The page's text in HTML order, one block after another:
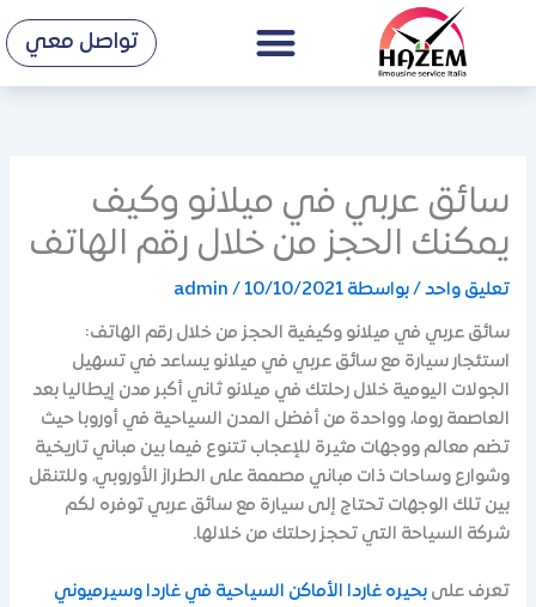
Menu تواصل معي
سائق عربي في ميلانو وكيف
يمكنك الحجز من خلال رقم الهاتف
تعليق واحد / بواسطة admin / 10/10/2021
سائق عربي في ميلانو وكيفية الحجز من خلال رقم الهاتف:
استئجار سيارة مع سائق عربي في ميلانو يساعد في تسهيل
الجولات اليومية خلال رحلتك في ميلانو ثاني أكبر مدن إيطاليا بعد
العاصمة روما، وواحدة من أفضل المدن السياحية في أوروبا حيث
تضم معالم ووجهات مثيرة للإعجاب تتنوع فيما بين مباني تاريخية
وشوارع وساحات ذات مباني مصممة على الطراز الأوروبي، وللتنقل
بين تلك الوجهات تحتاج إلى سيارة مع سائق عربي توفره لكم
شركة السياحة التي تحجز رحلتك من خلالها.
تعرف علىبحيره غاردا الأماكن السياحية في غاردا وسيرميوني